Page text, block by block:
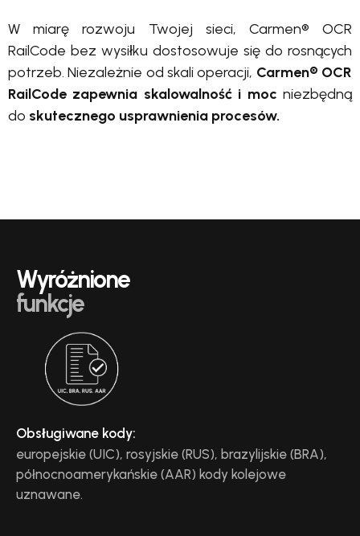
W miarę rozwoju Twojej sieci, Carmen® OCR
RailCode bez wysiłku dostosowuje się do rosnących
potrzeb. Niezależnie od skali operacji, Carmen® OCR
RailCode zapewnia skalowalność i moc niezbędną
do skutecznego usprawnienia procesów.
Wyróżnione
funkcje
Obsługiwane kody:
europejskie (UIC), rosyjskie (RUS), brazylijskie (BRA),
północnoamerykańskie (AAR) kody kolejowe
uznawane.